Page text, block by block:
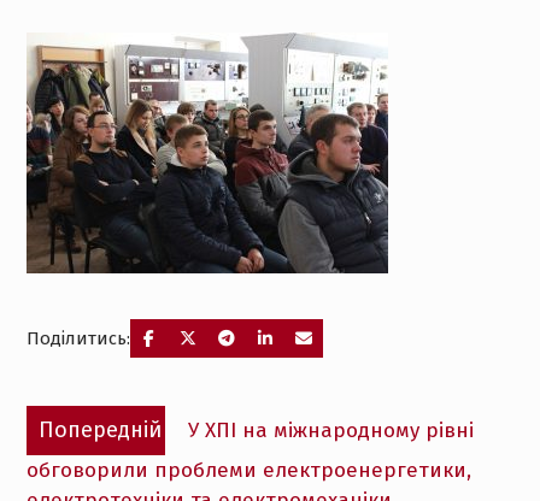
Поділитись:
Навігація
записів
Попередній
Попередній
запис:
У ХПІ на міжнародному рівні
обговорили проблеми електроенергетики,